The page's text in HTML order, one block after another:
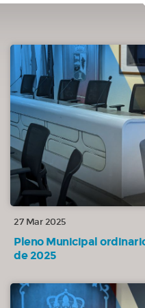
mantenimiento de instalaciones
prestados durante el primer trimestre
00:36:13
8.(085/25) Dar cuenta del
cumplimiento, en el primer trimestre
de lucha contra la morosidad, en este
DAR CUENTA
00:36:29
9.(086/25) Dar cuenta del
cumplimiento, en el primer trimestre
de lucha contra la morosidad, en el
DAR CUENTA
de ejecución presupuestaria en el
DAR CUENTA
cumplimiento del objetivo de
primer trimestre del ejercicio 2025.
27 Mar 2025
Pleno Municipal
de 2025